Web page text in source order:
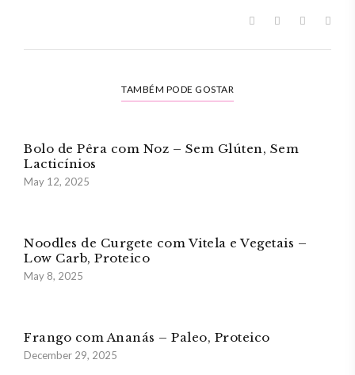
TAMBÉM PODE GOSTAR
Bolo de Pêra com Noz – Sem Glúten, Sem
Lacticínios
May 12, 2025
Noodles de Curgete com Vitela e Vegetais –
Low Carb, Proteico
May 8, 2025
Frango com Ananás – Paleo, Proteico
December 29, 2025